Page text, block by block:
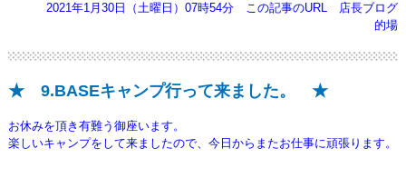
2021年1月30日（土曜日）07時54分 この記事のURL
店長ブログ
的場
★ 9.BASEキャンプ行って来ました。 ★
お休みを頂き有難う御座います。
楽しいキャンプをして来ましたので、今日からまたお仕事に頑張ります。